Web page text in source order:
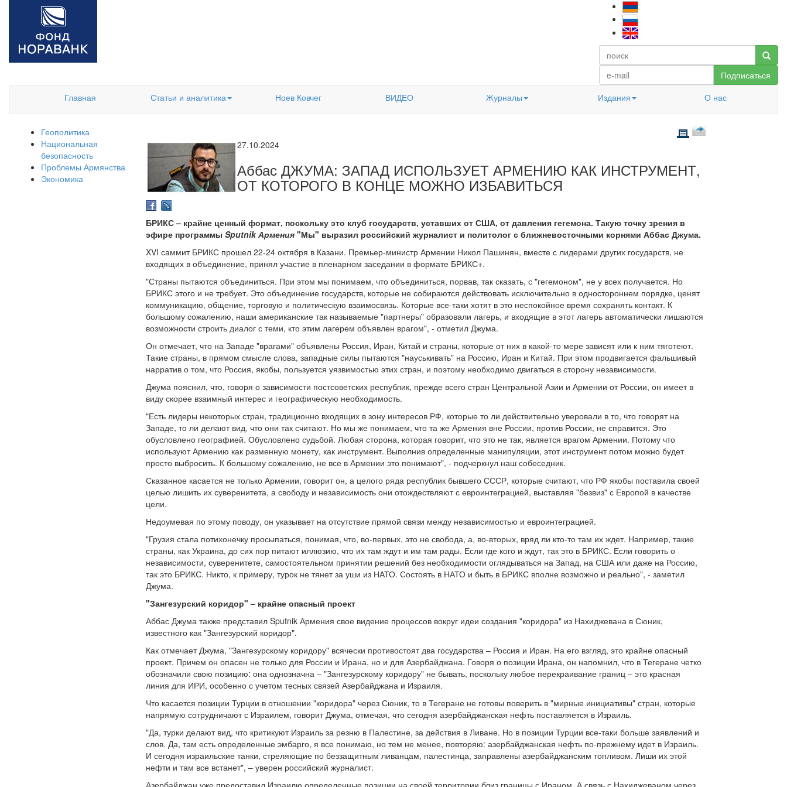
Подписаться
Главная
Статьи и аналитика Ноев Ковчег ВИДЕО Журналы Издания О нас
Геополитика
Национальная
безопасность
Проблемы Армянства
Экономика
27.10.2024
Аббас ДЖУМА: ЗАПАД ИСПОЛЬЗУЕТ АРМЕНИЮ КАК ИНСТРУМЕНТ,
ОТ КОТОРОГО В КОНЦЕ МОЖНО ИЗБАВИТЬСЯ
БРИКС – крайне ценный формат, поскольку это клуб государств, уставших от США, от давления гегемона. Такую точку зрения в
эфире программы Sputnik Армения "Мы" выразил российский журналист и политолог с ближневосточными корнями Аббас Джума.
XVI саммит БРИКС прошел 22-24 октября в Казани. Премьер-министр Армении Никол Пашинян, вместе с лидерами других государств, не
входящих в объединение, принял участие в пленарном заседании в формате БРИКС+.
"Страны пытаются объединиться. При этом мы понимаем, что объединиться, порвав, так сказать, с "гегемоном", не у всех получается. Но
БРИКС этого и не требует. Это объединение государств, которые не собираются действовать исключительно в одностороннем порядке, ценят
коммуникацию, общение, торговую и политическую взаимосвязь. Которые все-таки хотят в это неспокойное время сохранять контакт. К
большому сожалению, наши американские так называемые "партнеры" образовали лагерь, и входящие в этот лагерь автоматически лишаются
возможности строить диалог с теми, кто этим лагерем объявлен врагом", - отметил Джума.
Он отмечает, что на Западе "врагами" объявлены Россия, Иран, Китай и страны, которые от них в какой-то мере зависят или к ним тяготеют.
Такие страны, в прямом смысле слова, западные силы пытаются "науськивать" на Россию, Иран и Китай. При этом продвигается фальшивый
нарратив о том, что Россия, якобы, пользуется уязвимостью этих стран, и поэтому необходимо двигаться в сторону независимости.
Джума пояснил, что, говоря о зависимости постсоветских республик, прежде всего стран Центральной Азии и Армении от России, он имеет в
виду скорее взаимный интерес и географическую необходимость.
"Есть лидеры некоторых стран, традиционно входящих в зону интересов РФ, которые то ли действительно уверовали в то, что говорят на
Западе, то ли делают вид, что они так считают. Но мы же понимаем, что та же Армения вне России, против России, не справится. Это
обусловлено географией. Обусловлено судьбой. Любая сторона, которая говорит, что это не так, является врагом Армении. Потому что
используют Армению как разменную монету, как инструмент. Выполнив определенные манипуляции, этот инструмент потом можно будет
просто выбросить. К большому сожалению, не все в Армении это понимают", - подчеркнул наш собеседник.
Сказанное касается не только Армении, говорит он, а целого ряда республик бывшего СССР, которые считают, что РФ якобы поставила своей
целью лишить их суверенитета, а свободу и независимость они отождествляют с евроинтеграцией, выставляя "безвиз" с Европой в качестве
цели.
Недоумевая по этому поводу, он указывает на отсутствие прямой связи между независимостью и евроинтеграцией.
"Грузия стала потихонечку просыпаться, понимая, что, во-первых, это не свобода, а, во-вторых, вряд ли кто-то там их ждет. Например, такие
страны, как Украина, до сих пор питают иллюзию, что их там ждут и им там рады. Если где кого и ждут, так это в БРИКС. Если говорить о
независимости, суверенитете, самостоятельном принятии решений без необходимости оглядываться на Запад, на США или даже на Россию,
так это БРИКС. Никто, к примеру, турок не тянет за уши из НАТО. Состоять в НАТО и быть в БРИКС вполне возможно и реально", - заметил
Джума.
"Зангезурский коридор" – крайне опасный проект
Аббас Джума также представил Sputnik Армения свое видение процессов вокруг идеи создания "коридора" из Нахиджевана в Сюник,
известного как "Зангезурский коридор".
Как отмечает Джума, "Зангезурскому коридору" всячески противостоят два государства – Россия и Иран. На его взгляд, это крайне опасный
проект. Причем он опасен не только для России и Ирана, но и для Азербайджана. Говоря о позиции Ирана, он напомнил, что в Тегеране четко
обозначили свою позицию: она однозначна – "Зангезурскому коридору" не бывать, поскольку любое перекраивание границ – это красная
линия для ИРИ, особенно с учетом тесных связей Азербайджана и Израиля.
Что касается позиции Турции в отношении "коридора" через Сюник, то в Тегеране не готовы поверить в "мирные инициативы" стран, которые
напрямую сотрудничают с Израилем, говорит Джума, отмечая, что сегодня азербайджанская нефть поставляется в Израиль.
"Да, турки делают вид, что критикуют Израиль за резню в Палестине, за действия в Ливане. Но в позиции Турции все-таки больше заявлений и
слов. Да, там есть определенные эмбарго, я все понимаю, но тем не менее, повторяю: азербайджанская нефть по-прежнему идет в Израиль.
И сегодня израильские танки, стреляющие по беззащитным ливанцам, палестинца, заправлены азербайджанским топливом. Лиши их этой
нефти и там все встанет", – уверен российский журналист.